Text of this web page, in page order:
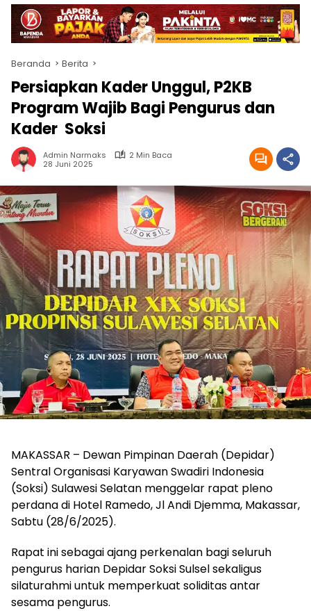
Beranda Berita
Persiapkan Kader Unggul, P2KB
Program Wajib Bagi Pengurus dan
Kader Soksi
Admin Narmaks
2 Min Baca
28 Juni 2025
MAKASSAR – Dewan Pimpinan Daerah (Depidar)
Sentral Organisasi Karyawan Swadiri Indonesia
(Soksi) Sulawesi Selatan menggelar rapat pleno
perdana di Hotel Ramedo, Jl Andi Djemma, Makassar,
Sabtu (28/6/2025).
Rapat ini sebagai ajang perkenalan bagi seluruh
pengurus harian Depidar Soksi Sulsel sekaligus
silaturahmi untuk memperkuat soliditas antar
sesama pengurus.